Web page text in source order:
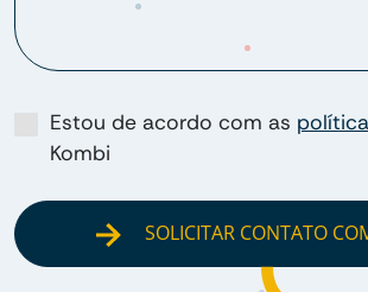
Estou de acordo com as
Kombi
SOLICITAR CONTATO